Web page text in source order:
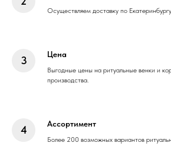
Осуществляем доставку по
Цена
Выгодные цены на ритуальные венки и
производства.
Ассортимент
Более 200 возможных вариантов